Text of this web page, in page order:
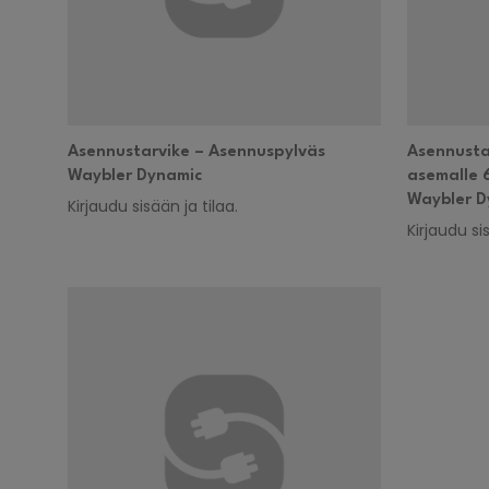
Asennustarvike – Asennuspylväs
Waybler Dynamic
Kirjaudu sisään ja tilaa.
asemalle
Waybler
Kirjaudu